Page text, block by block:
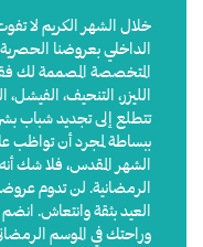
خلال الشهر الكريم لا
الداخلي بعروضنا
المتخصصة المصممة لك
الليزر، التنحيف،
تتطلع إلى تجديد شباب
ببساطة لمجرد أن تواظب
الشهر المقدس، فلا شك
الرمضانية. لن تدوم
العيد بثقة وانتعاش.
وراحتك في الموسم